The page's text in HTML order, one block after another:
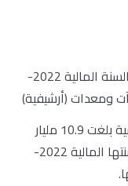
استثمرت مجموعة «طيران الإمارات» خلال السنة المالية 2022-
حققت مجموعة طيران الإمارات أرباحاً قياسية بلغت 10.9 مليار
درهم (نحو 2.97 مليار دولار أميركي) خلال سنتها المالية 2022-